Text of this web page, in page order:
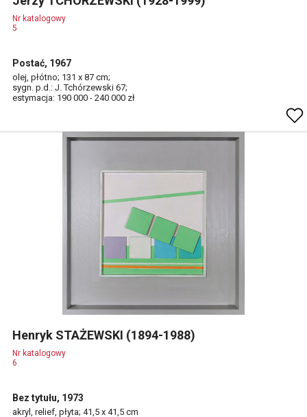
Nr katalogowy
5
Postać, 1967
olej, płótno; 131 x 87 cm;
sygn. p.d.: J. Tchórzewski 67;
estymacja: 190 000 - 240 000 zł
Henryk STAŻEWSKI (1894-1988)
Nr katalogowy
6
Bez tytułu, 1973
akryl, relief, płyta; 41,5 x 41,5 cm